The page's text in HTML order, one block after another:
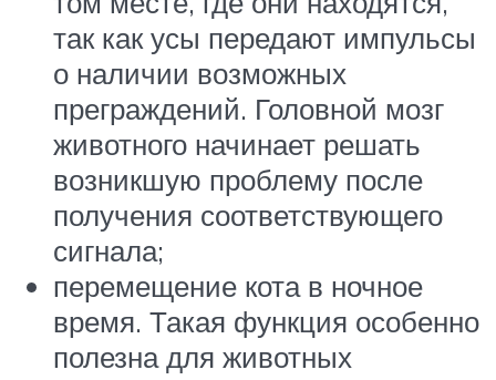
так как усы передают импульсы
о наличии возможных
преграждений. Головной мозг
животного начинает решать
возникшую проблему после
получения соответствующего
сигнала;
перемещение кота в ночное
время. Такая функция особенно
полезна для животных